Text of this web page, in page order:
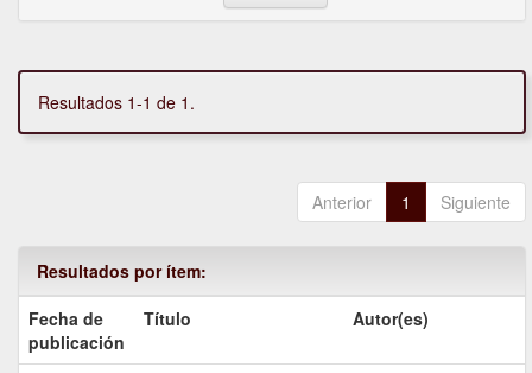
Resultados 1-1 de 1.
Anterior 1 Siguiente
Resultados por ítem:
Fecha de
publicación
Título Autor(es)